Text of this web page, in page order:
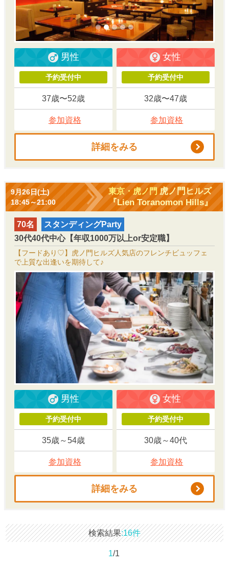
男性
予約受付中
37歳〜52歳
参加資格
女性
予約受付中
32歳〜47歳
参加資格
詳細をみる
9月26日(土)
18:45～21:00
東京・虎ノ門虎ノ門ヒルズ
『Lien Toranomon Hills』
70名
スタンディングParty
30代40代中心【年収1000万以上or安定職】
【フードあり♡】虎ノ門ヒルズ人気店のフレンチビュッフェ
で上質な出逢いを期待して♪
男性
予約受付中
35歳～54歳
参加資格
女性
予約受付中
30歳～40代
参加資格
詳細をみる
検索結果 16件
1/1